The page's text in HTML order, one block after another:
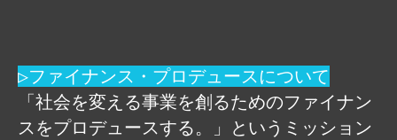
▷ファイナンス・プロデュースについて
「社会を変える事業を創るためのファイナン
スをプロデュースする。」というミッション